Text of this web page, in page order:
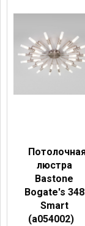
люстра
Bastone
Bogate's 348
Smart
(a054002)